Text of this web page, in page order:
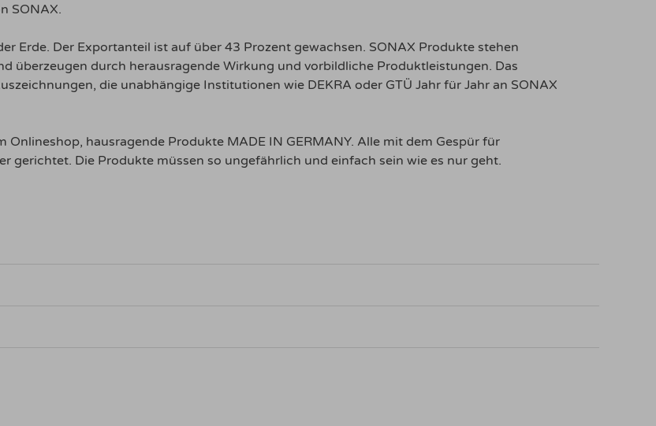
SONAX.
Erde. Der Exportanteil ist auf über 43 Prozent gewachsen. SONAX Produkte stehen
überzeugen durch herausragende Wirkung und vorbildliche Produktleistungen. Das
die unabhängige Institutionen wie DEKRA oder GTÜ Jahr für Jahr an SONAX
hausragende Produkte MADE IN GERMANY. Alle mit dem Gespür für
gerichtet. Die Produkte müssen so ungefährlich und einfach sein wie es nur geht.